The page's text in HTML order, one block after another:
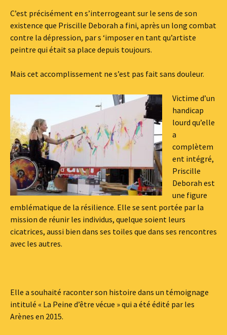
C’est précisément en s’interrogeant sur le sens de son
existence que Priscille Deborah a fini, après un long combat
contre la dépression, par s ‘imposer en tant qu’artiste
peintre qui était sa place depuis toujours.
Mais cet accomplissement ne s’est pas fait sans douleur.
Victime d’un
handicap
lourd qu’elle
a
complètem
ent intégré,
Priscille
Deborah est
une figure
emblématique de la résilience. Elle se sent portée par la
mission de réunir les individus, quelque soient leurs
cicatrices, aussi bien dans ses toiles que dans ses rencontres
avec les autres.
Elle a souhaité raconter son histoire dans un témoignage
intitulé « La Peine d’être vécue » qui a été édité par les
Arènes en 2015.